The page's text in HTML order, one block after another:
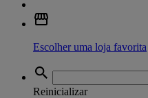
Escolher uma loja favorita
Reinicializar